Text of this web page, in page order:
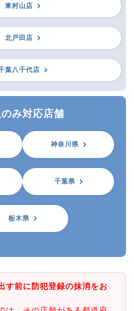
東村山店
北戸田店
葉八千代店
み対応店舗
神奈川県
千葉県
栃木県
す前に防犯登録の抹消をお